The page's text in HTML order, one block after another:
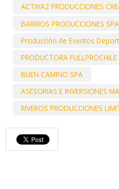
ACTIVA2 PRODUCCIONES
BARRIOS PRODUCCIONES SPA
Producción de Eventos
PRODUCTORA FULLPROCHILE
BUEN CAMINO SPA
ASESORIAS E INVERSIONES
RIVEROS PRODUCCIONES